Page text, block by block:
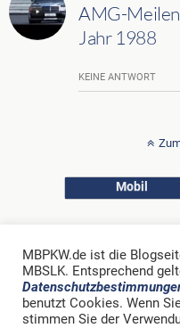
AMG-
Jahr 1988
KEINE ANTWORT
Mobil
MBPKW.de ist die
MBSLK. Entsprechend
benutzt Cookies. Wenn
stimmen Sie der